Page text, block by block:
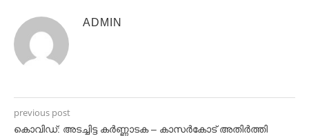
ADMIN
previous post
കൊവിഡ്: അടച്ചിട്ട കര്‍ണ്ണാടക – കാസര്‍കോട് അതിര്‍ത്തി